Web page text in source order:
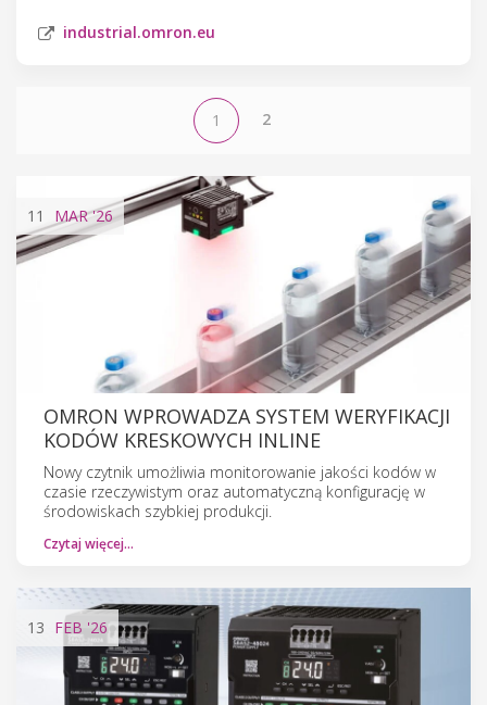
industrial.omron.eu
1 2
11 MAR'26
OMRON WPROWADZA SYSTEM WERYFIKACJI
KODÓW KRESKOWYCH INLINE
Nowy czytnik umożliwia monitorowanie jakości kodów w
czasie rzeczywistym oraz automatyczną konfigurację w
środowiskach szybkiej produkcji.
Czytaj więcej…
13 FEB '26